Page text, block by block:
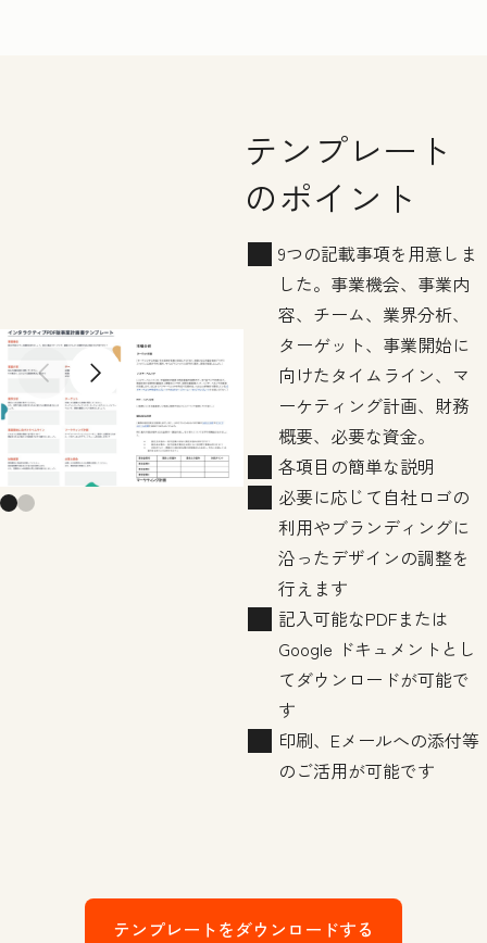
Previous slide
Next slide
テンプレート
のポイント
9つの記載事項を用意しま
した。事業機会、事業内
容、チーム、業界分析、
ターゲット、事業開始に
向けたタイムライン、マ
ーケティング計画、財務
概要、必要な資金。
各項目の簡単な説明
必要に応じて自社ロゴの
利用やブランディングに
沿ったデザインの調整を
行えます
記入可能なPDFまたは
Google ドキュメントとし
てダウンロードが可能で
す
印刷、Eメールへの添付等
のご活用が可能です
テンプレートをダウンロードする